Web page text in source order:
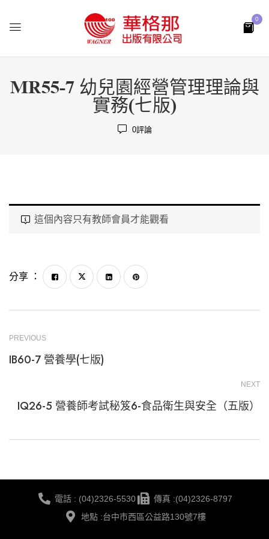
0
MR55-7 幼兒園經營管理理論與
實務(七版)
0評論
這個內容只有教師會員才能觀看
分享 ：
PREVIOUS
IB60-7 營養學(七版)
NEXT
IQ26-5 營養師考試秘笈6-食品衛生與安全（五版）
電話 : (04)2326-5530
傳真 :(04)2326-8797
地點 :台中市西區公益路130號7樓